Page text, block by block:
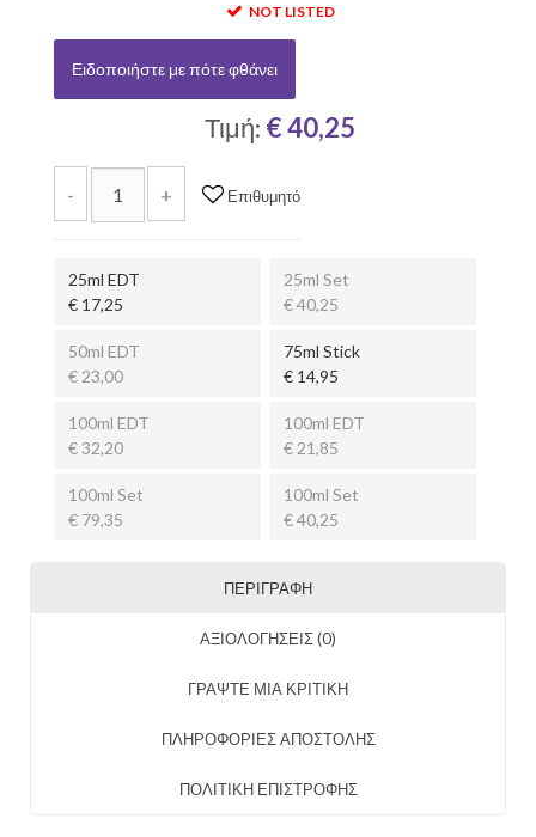
NOT LISTED
Ειδοποιήστε με πότε φθάνει
Τιμή: € 40,25
- + Επιθυμητό
25ml EDT
€ 17,25
25ml Set
€ 40,25
50ml EDT
€ 23,00
75ml Stick
€ 14,95
100ml EDT
€ 32,20
100ml EDT
€ 21,85
100ml Set
€ 79,35
100ml Set
€ 40,25
ΠΕΡΙΓΡΑΦΉ
ΑΞΙΟΛΟΓΉΣΕΙΣ (0)
ΓΡΑΨΤΕ ΜΙΑ ΚΡΙΤΙΚΗ
ΠΛΗΡΟΦΟΡΙΕΣ ΑΠΟΣΤΟΛΗΣ
ΠΟΛΙΤΙΚΗ ΕΠΙΣΤΡΟΦΗΣ